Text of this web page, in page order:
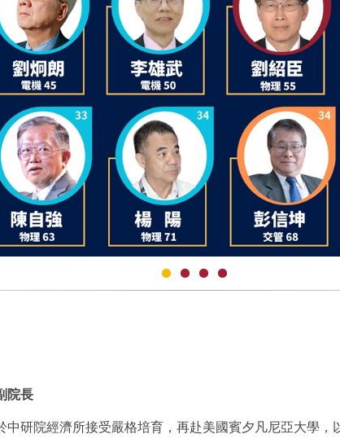
院長
研院經濟所接受嚴格培育，再赴美國賓夕凡尼亞大學